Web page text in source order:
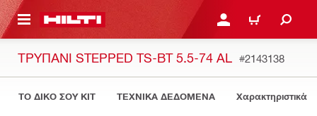
ΕΛΕΓΞΕΙΣ ΤΟ ΠΑΚΕΤΟ ΠΟΥ ΕΧΕΙΣ ΦΤΙΑΞΕΙ ΚΆΝΕ ΣΎΝΔΕΣΗ Ή
ΚΑΛΆΘΙ
ΤΡΥΠΆΝΙ STEPPED TS-BT 5.5-74 AL #2143138
ΤΟ ΔΙΚΟ ΣΟΥ KIT ΤΕΧΝΙΚΑ ΔΕΔΟΜΕΝΑ Χαρακτηριστικά